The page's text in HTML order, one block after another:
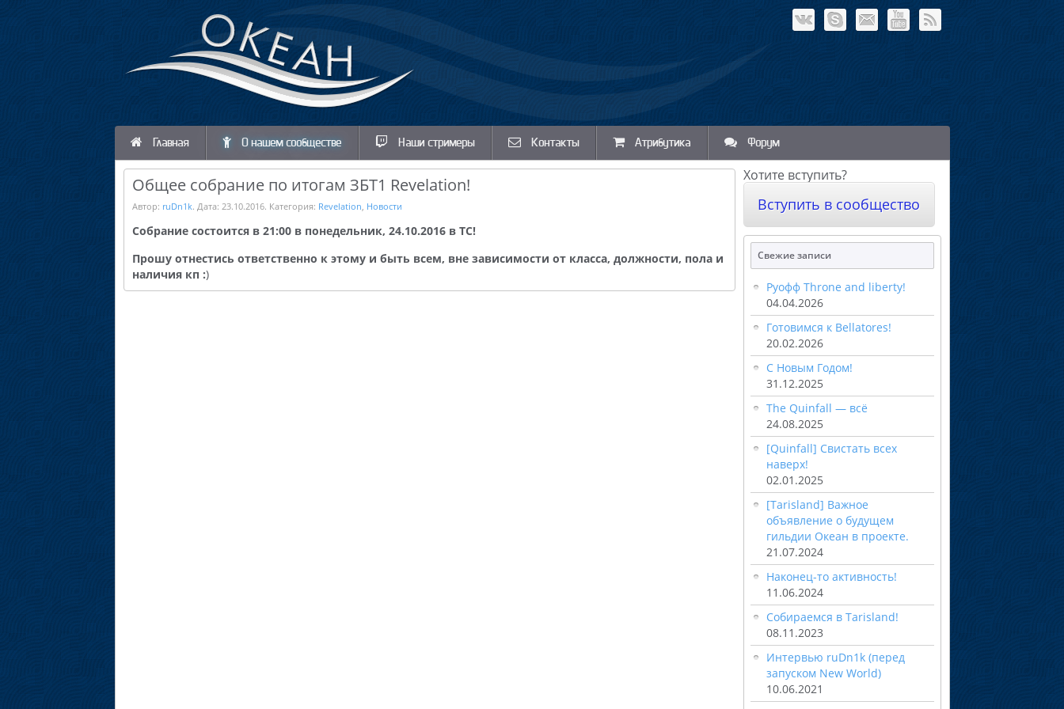
Главная О нашем сообществе Наши стримеры Контакты Атрибутика Форум
Общее собрание по итогам ЗБТ1 Revelation!
Автор: ruDn1k. Дата: 23.10.2016. Категория: Revelation, Новости
Собрание состоится в 21:00 в понедельник, 24.10.2016 в ТС!
Прошу отнестись ответственно к этому и быть всем, вне зависимости от класса, должности, пола и
наличия кп :)
Хотите вступить?
Вступить в сообщество
Свежие записи
Руофф Throne and liberty!
04.04.2026
Готовимся к Bellatores!
20.02.2026
С Новым Годом!
31.12.2025
The Quinfall — всё
24.08.2025
[Quinfall] Свистать всех
наверх!
02.01.2025
[Tarisland] Важное
объявление о будущем
гильдии Океан в проекте.
21.07.2024
Наконец-то активность!
11.06.2024
Собираемся в Tarisland!
08.11.2023
Интервью ruDn1k (перед
запуском New World)
10.06.2021